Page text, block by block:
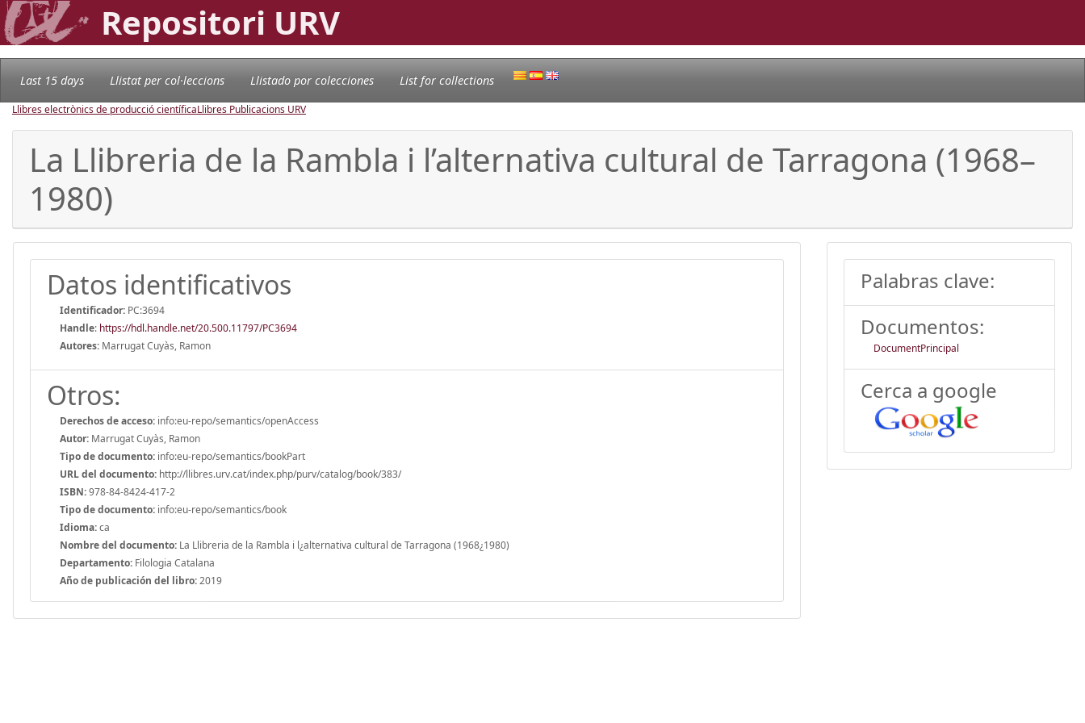
Repositori URV
Last 15 days Llistat per col·leccions Llistado por colecciones List for collections
Llibres electrònics de producció científicaLlibres Publicacions URV
La Llibreria de la Rambla i l’alternativa cultural de Tarragona (1968–
1980)
Datos identificativos
Identificador: PC:3694
Handle: https://hdl.handle.net/20.500.11797/PC3694
Autores: Marrugat Cuyàs, Ramon
Otros:
Derechos de acceso: info:eu-repo/semantics/openAccess
Autor: Marrugat Cuyàs, Ramon
Tipo de documento: info:eu-repo/semantics/bookPart
URL del documento: http://llibres.urv.cat/index.php/purv/catalog/book/383/
ISBN:978-84-8424-417-2
Tipo de documento: info:eu-repo/semantics/book
Idioma:ca
Nombre del documento: La Llibreria de la Rambla i l¿alternativa cultural de Tarragona (1968¿1980)
Departamento: Filologia Catalana
Año de publicación del libro:2019
Palabras clave:
Documentos:
DocumentPrincipal
Cerca a google